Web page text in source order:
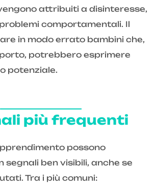
attribuiti a disinteresse,
comportamentali. Il
in modo errato bambini che,
potrebbero esprimere
potenziale.
più frequenti
possono
ben visibili, anche se
Tra i più comuni: